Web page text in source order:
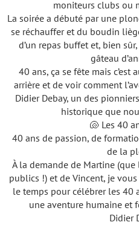
moniteurs clubs ou
La soirée a débuté par une
se réchauffer et du boudin
d’un repas buffet et, bien
gâteau
40 ans, ça se fête mais c’est
arrière et de voir comment
Didier Debay, un des
historique que
🐚 Les 40
40 ans de passion, de
de la
À la demande de Martine (que
publics !) et de Vincent, je
le temps pour célébrer les 40
une aventure humaine et
Didier